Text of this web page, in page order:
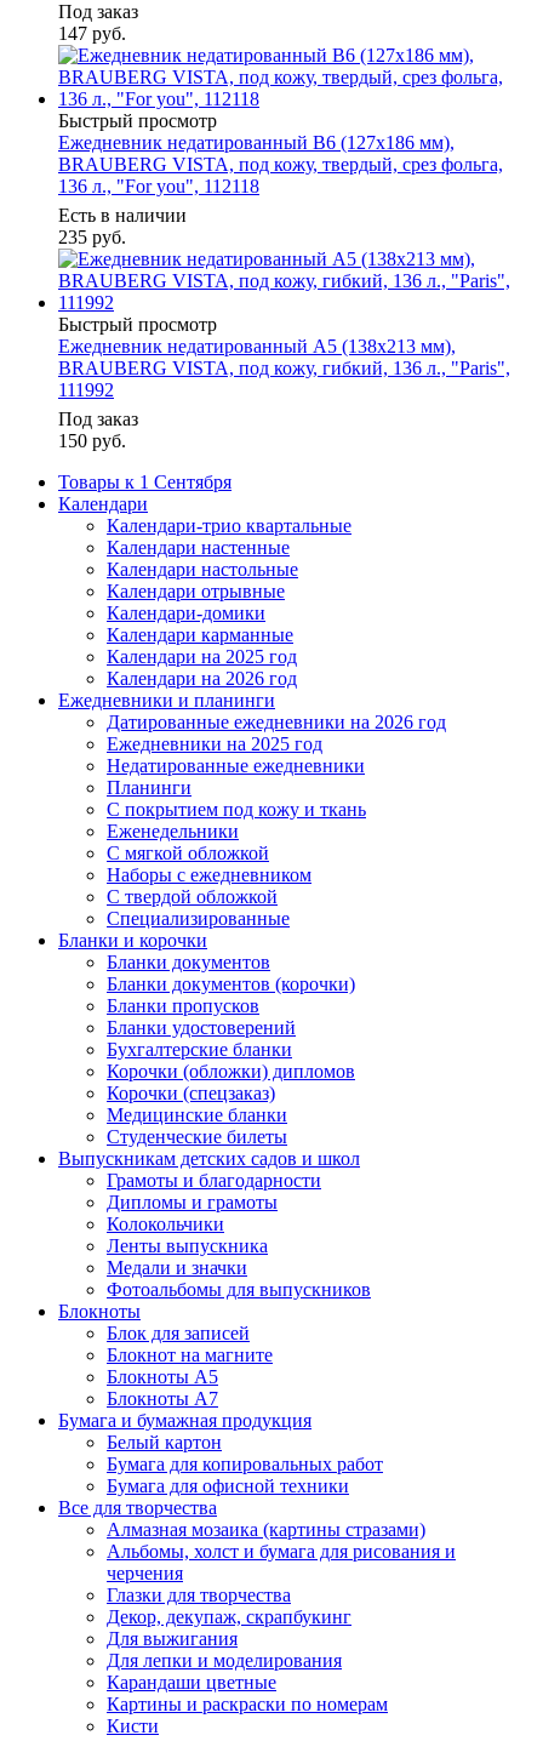
Под заказ
147 руб.
Быстрый просмотр
Ежедневник недатированный B6 (127х186 мм),
BRAUBERG VISTA, под кожу, твердый, срез фольга,
136 л., "For you", 112118
Есть в наличии
235 руб.
Быстрый просмотр
Ежедневник недатированный А5 (138х213 мм),
BRAUBERG VISTA, под кожу, гибкий, 136 л., "Paris",
111992
Под заказ
150 руб.
Товары к 1 Сентября
Календари
Календари-трио квартальные
Календари настенные
Календари настольные
Календари отрывные
Календари-домики
Календари карманные
Календари на 2025 год
Календари на 2026 год
Ежедневники и планинги
Датированные ежедневники на 2026 год
Ежедневники на 2025 год
Недатированные ежедневники
Планинги
С покрытием под кожу и ткань
Еженедельники
С мягкой обложкой
Наборы с ежедневником
С твердой обложкой
Специализированные
Бланки и корочки
Бланки документов
Бланки документов (корочки)
Бланки пропусков
Бланки удостоверений
Бухгалтерские бланки
Корочки (обложки) дипломов
Корочки (спецзаказ)
Медицинские бланки
Студенческие билеты
Выпускникам детских садов и школ
Грамоты и благодарности
Дипломы и грамоты
Колокольчики
Ленты выпускника
Медали и значки
Фотоальбомы для выпускников
Блокноты
Блок для записей
Блокнот на магните
Блокноты А5
Блокноты А7
Бумага и бумажная продукция
Белый картон
Бумага для копировальных работ
Бумага для офисной техники
Все для творчества
Алмазная мозаика (картины стразами)
Альбомы, холст и бумага для рисования и
черчения
Глазки для творчества
Декор, декупаж, скрапбукинг
Для выжигания
Для лепки и моделирования
Карандаши цветные
Картины и раскраски по номерам
Кисти